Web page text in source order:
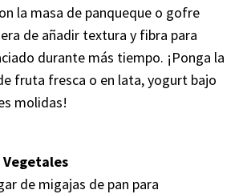
la masa de panqueque o gofre
de añadir textura y fibra para
durante más tiempo. ¡Ponga la
fruta fresca o en lata, yogurt bajo
molidas!
Vegetales
de migajas de pan para